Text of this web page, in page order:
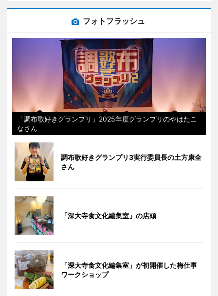
フォトフラッシュ
「調布歌好きグランプリ」2025年度グランプリのやはたこ
なさん
調布歌好きグランプリ3実行委員長の土方康全
さん
「深大寺食文化編集室」の店頭
「深大寺食文化編集室」が初開催した梅仕事
ワークショップ